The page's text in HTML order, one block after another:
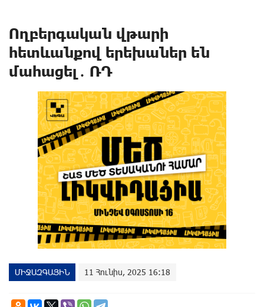
Ողբերգական վթարի
հետևանքով երեխաներ են
մահացել․ ՌԴ
ՄԻՋԱԶԳԱՅԻՆ 11 Հունիս, 2025 16:18